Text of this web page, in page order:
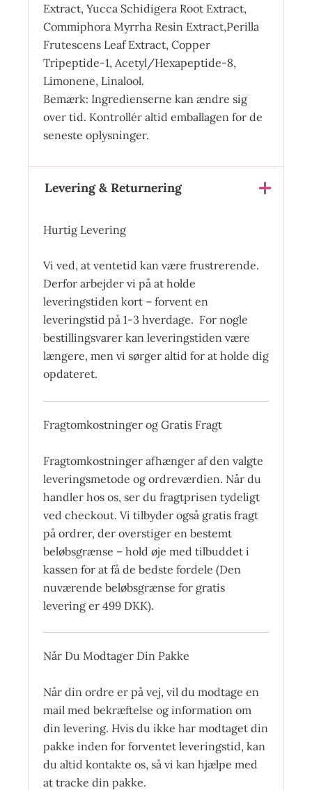
Extract, Yucca Schidigera Root Extract,
Commiphora Myrrha Resin Extract,Perilla
Frutescens Leaf Extract, Copper
Tripeptide-1, Acetyl/Hexapeptide-8,
Limonene, Linalool.
Bemærk: Ingredienserne kan ændre sig
over tid. Kontrollér altid emballagen for de
seneste oplysninger.
Levering & Returnering
Hurtig Levering
Vi ved, at ventetid kan være frustrerende.
Derfor arbejder vi på at holde
leveringstiden kort – forvent en
leveringstid på 1-3 hverdage. For nogle
bestillingsvarer kan leveringstiden være
længere, men vi sørger altid for at holde dig
opdateret.
Fragtomkostninger og Gratis Fragt
Fragtomkostninger afhænger af den valgte
leveringsmetode og ordreværdien. Når du
handler hos os, ser du fragtprisen tydeligt
ved checkout. Vi tilbyder også gratis fragt
på ordrer, der overstiger en bestemt
beløbsgrænse – hold øje med tilbuddet i
kassen for at få de bedste fordele (Den
nuværende beløbsgrænse for gratis
levering er 499 DKK).
Når Du Modtager Din Pakke
Når din ordre er på vej, vil du modtage en
mail med bekræftelse og information om
din levering. Hvis du ikke har modtaget din
pakke inden for forventet leveringstid, kan
du altid kontakte os, så vi kan hjælpe med
at tracke din pakke.